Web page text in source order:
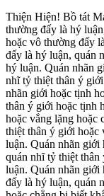
Thiện Hiện! Bồ tát
thường đấy là hý
hoặc vô thường đấy
đấy là hý luận, quán
hý luận. Quán nhãn
nhĩ tỷ thiệt thân ý
nhãn giới hoặc tịnh
thân ý giới hoặc tịnh
hoặc vắng lặng hoặc
thiệt thân ý giới hoặc
luận. Quán nhãn giới
quán nhĩ tỷ thiệt
luận. Quán nhãn giới
đấy là hý luận, quán